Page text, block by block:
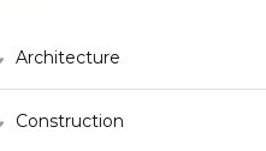
Architecture
Construction